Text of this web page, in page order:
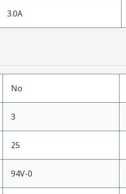
3.0A
No
3
25
94V-0